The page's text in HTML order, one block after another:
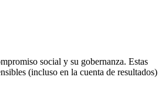
social y su gobernanza. Estas
(incluso en la cuenta de resultados)